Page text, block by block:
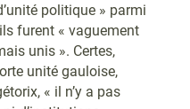
politique » parmi
furent « vaguement
unis ». Certes,
unité gauloise,
« il n’y a pas